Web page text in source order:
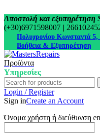
Αποστολή και εξυπηρέτηση
(+30)6971598007 |
Πολυχρονίου Κωνσταντά
Βοήθεια & Εξυπηρέτηση
Προϊόντα
Υπηρεσίες
Login / Register
Sign inCreate an Account
Όνομα χρήστη ή διεύθυνση